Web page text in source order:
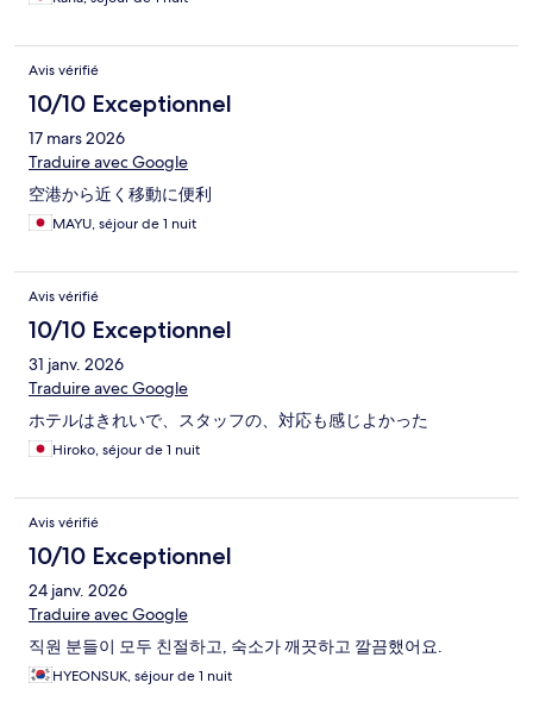
Avis vérifié
10/10 Exceptionnel
17 mars 2026
Traduire avec Google
空港から近く移動に便利
MAYU, séjour de 1 nuit
Avis vérifié
10/10 Exceptionnel
31 janv. 2026
Traduire avec Google
ホテルはきれいで、スタッフの、対応も感じよかった
Hiroko, séjour de 1 nuit
Avis vérifié
10/10 Exceptionnel
24 janv. 2026
Traduire avec Google
직원 분들이 모두 친절하고, 숙소가 깨끗하고 깔끔했어요.
HYEONSUK, séjour de 1 nuit